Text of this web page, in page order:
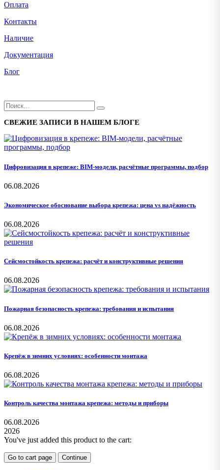
Оплата
Контакты
Наличие
Документация
Блог
СВЕЖИЕ ЗАПИСИ В НАШЕМ БЛОГЕ
Цифровизация в крепеже: BIM-модели, расчётные программы, подбор
06.08.2026
Экономическое обоснование выбора крепежа: цена vs надёжность
06.08.2026
Сейсмостойкость крепежа: расчёт и конструктивные решения
06.08.2026
Пожарная безопасность крепежа: требования и испытания
06.08.2026
Крепёж в зимних условиях: особенности монтажа
06.08.2026
Контроль качества монтажа крепежа: методы и приборы
06.08.2026
2026
You've just added this product to the cart:
Go to cart page Continue